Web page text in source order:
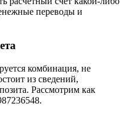
лицам. Она применяется
расчетный счет какой-либо
переводы и